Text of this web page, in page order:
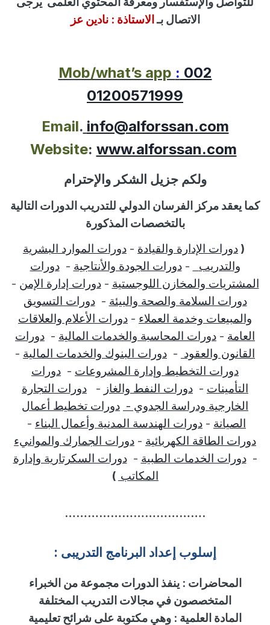
الاتصال بـالاستاذة : نادين عز
Mob/what’s app: 002
01200571999
Email. info@alforssan.com
Website:www.alforssan.com
ولكم جزيل الشكر والإحترام
كما يعقد مركز الفرسان الدولي للتدريب الدورات التالية
بالتخصصات المذكورة
( دورات الإدارة والقيادة- دورات الموارد البشرية
والتدريب
- دورات الجودة والأنتاجية-
دورات
المشتريات والمخازن اللوجستية- دورات إدارة الإمن-
دورات السلامة والصحة والبيئة-
دورات التسويق
والمبيعات وخدمة العملاء- دورات الأعلام والعلاقات
العامة- دورات المحاسبة والخدمات المالية-
دورات
القانون والعقود - دورات البنوك والخدمات المالية-
دورات التخطيط وإدارة المشروعات-
دورات
التأمينات- دورات النفط والغاز -
دورات التجارة
الخارجية ودراسة الجدوي - دورات تخطيط أعمال
الصيانة- دورات الهندسة المدنية وأعمال البناء-
دورات الطاقة الكهربائية- دورات الجمارك والموانيء
-
دورات الخدمات الطبية-
دورات السكرتارية وإدارة
المكاتب )
……………………………….
إسلوب عداد البرنامج التدريبى :
المحاضرات: ينفذ الدورات مجموعة من الخبراء
المتخصصون في مجالات التدريب المختلفة
المادة العلمية:
وهي مكتوبة على شرائح تعليمية